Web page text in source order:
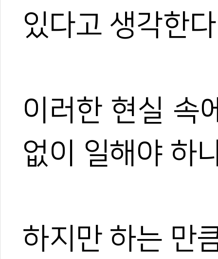
있다고 생각한
이러한 현실 속
없이 일해야 하
하지만 하는 만